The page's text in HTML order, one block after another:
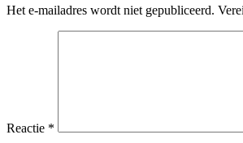
Het e-mailadres wordt niet gepubliceerd.
Reactie *